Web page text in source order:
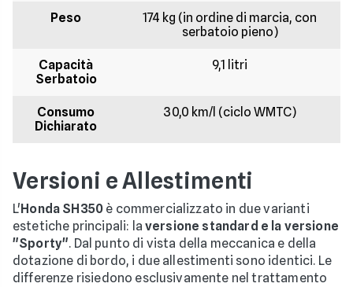
Peso
174 kg (in ordine di marcia, con
serbatoio pieno)
Capacità
Serbatoio
9,1 litri
Consumo
Dichiarato
30,0 km/l (ciclo WMTC)
Versioni e Allestimenti
L'Honda SH350 è commercializzato in due varianti
estetiche principali: laversione standard e la versione
"Sporty". Dal punto di vista della meccanica e della
dotazione di bordo, i due allestimenti sono identici. Le
differenze risiedono esclusivamente nel trattamento